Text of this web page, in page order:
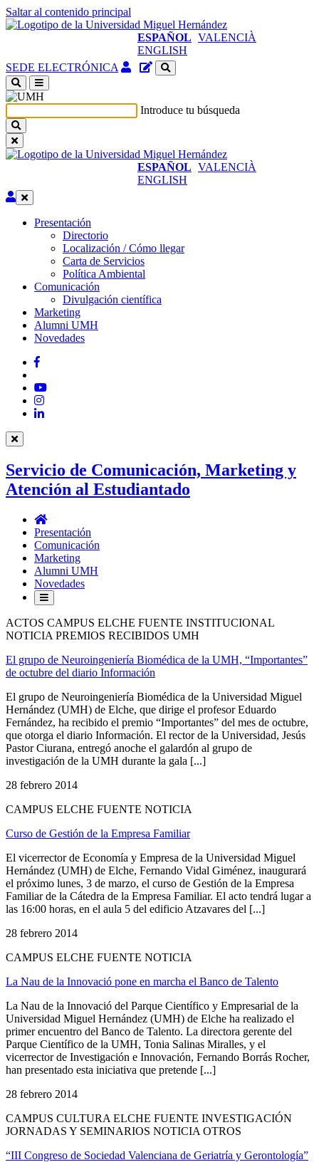
Saltar al contenido principal
ESPAÑOL VALENCIÀ
ENGLISH
SEDE ELECTRÓNICA Acceso
identificado
en
ventana
Gestor
del
sitio
Introduce tu búsqueda
ESPAÑOL VALENCIÀ
ENGLISH
Editar
Presentación
Presentación
Directorio
Localización / Cómo llegar
Carta de Servicios
Política Ambiental
Comunicación
Comunicación
Divulgación científica
Marketing
Alumni UMH
Novedades
Facebook
YouTube
Instagram
LinkedIn
Servicio de Comunicación, Marketing y
Atención al Estudiantado
Servicio
de
Comunicación,
Marketing
y
Atención
al
Estudiantado
Presentación
Comunicación
Marketing
Alumni UMH
Novedades
ACTOS CAMPUS ELCHE FUENTE INSTITUCIONAL
NOTICIA PREMIOS RECIBIDOS UMH
El grupo de Neuroingeniería Biomédica de la UMH, “Importantes”
de octubre del diario Información
El grupo de Neuroingeniería Biomédica de la Universidad Miguel
Hernández (UMH) de Elche, que dirige el profesor Eduardo
Fernández, ha recibido el premio “Importantes” del mes de octubre,
que otorga el diario Información. El rector de la Universidad, Jesús
Pastor Ciurana, entregó anoche el galardón al grupo de
investigación de la UMH durante la gala [...]
28 febrero 2014
CAMPUS ELCHE FUENTE NOTICIA
Curso de Gestión de la Empresa Familiar
El vicerrector de Economía y Empresa de la Universidad Miguel
Hernández (UMH) de Elche, Fernando Vidal Giménez, inaugurará
el próximo lunes, 3 de marzo, el curso de Gestión de la Empresa
Familiar de la Cátedra de la Empresa Familiar. El acto tendrá lugar a
las 16:00 horas, en el aula 5 del edificio Atzavares del [...]
28 febrero 2014
CAMPUS ELCHE FUENTE NOTICIA
La Nau de la Innovació pone en marcha el Banco de Talento
La Nau de la Innovació del Parque Científico y Empresarial de la
Universidad Miguel Hernández (UMH) de Elche ha realizado el
primer encuentro del Banco de Talento. La directora gerente del
Parque Científico de la UMH, Tonia Salinas Miralles, y el
vicerrector de Investigación e Innovación, Fernando Borrás Rocher,
han presentado esta iniciativa que pretende [...]
28 febrero 2014
CAMPUS CULTURA ELCHE FUENTE INVESTIGACIÓN
JORNADAS Y SEMINARIOS NOTICIA OTROS
“III Congreso de Sociedad Valenciana de Geriatría y Gerontología”